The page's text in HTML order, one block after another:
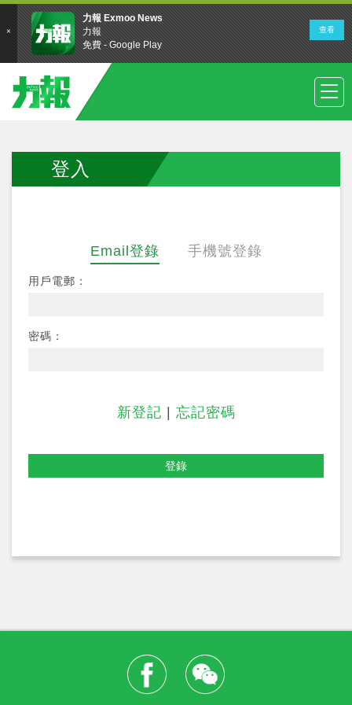
登入
Email登錄 手機號登錄
用戶電郵：
密碼：
新登記 忘記密碼